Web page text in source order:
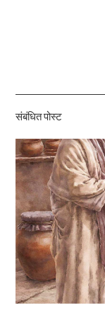
संबंधित पोस्ट